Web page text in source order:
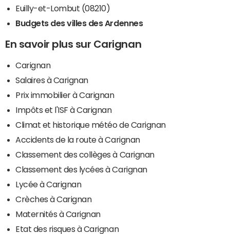
Euilly-et-Lombut (08210)
Budgets des villes des Ardennes
En savoir plus sur Carignan
Carignan
Salaires à Carignan
Prix immobilier à Carignan
Impôts et l'ISF à Carignan
Climat et historique météo de Carignan
Accidents de la route à Carignan
Classement des collèges à Carignan
Classement des lycées à Carignan
Lycée à Carignan
Crèches à Carignan
Maternités à Carignan
Etat des risques à Carignan